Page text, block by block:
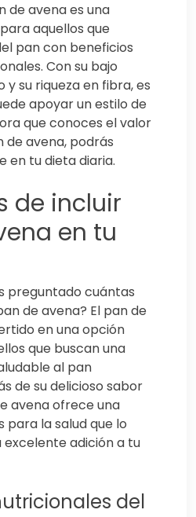
de avena es una
aquellos que
pan con beneficios
Con su bajo
su riqueza en fibra, es
apoyar un estilo de
que conoces el valor
de avena, podrás
en tu dieta diaria.
de incluir
en tu
preguntado cuántas
de avena? El pan de
en una opción
que buscan una
al pan
de su delicioso sabor
avena ofrece una
para la salud que lo
adición a tu
del